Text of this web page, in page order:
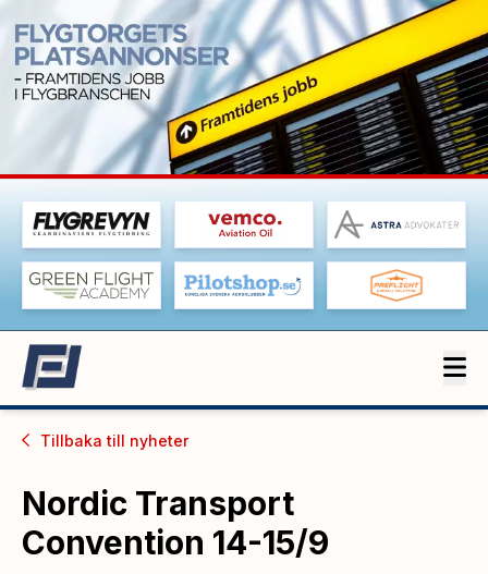
Tillbaka till nyheter
Nordic Transport
Convention 14-15/9